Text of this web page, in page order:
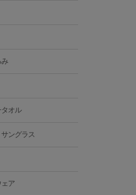
オル
ングラス
ア